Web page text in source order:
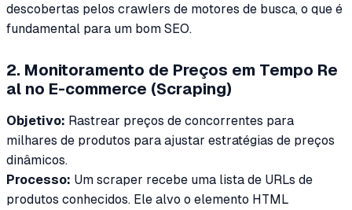
descobertas pelos crawlers de motores de busca, o que é
fundamental para um bom SEO.
2. Monitoramento de Preços em Tempo Re
al no E-commerce (Scraping)
Objetivo: Rastrear preços de concorrentes para
milhares de produtos para ajustar estratégias de preços
dinâmicos.
Processo: Um scraper recebe uma lista de URLs de
produtos conhecidos. Ele alvo o elemento HTML